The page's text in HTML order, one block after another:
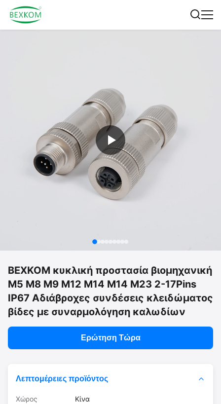
BEXKOM κυκλική προστασία βιομηχανική
M5 M8 M9 M12 M14 M14 M23 2-17Pins
IP67 Αδιάβροχες συνδέσεις κλειδώματος
βίδες με συναρμολόγηση καλωδίων
Ερώτηση Τώρα
Λεπτομέρειες προϊόντος
Χώρος
Κίνα